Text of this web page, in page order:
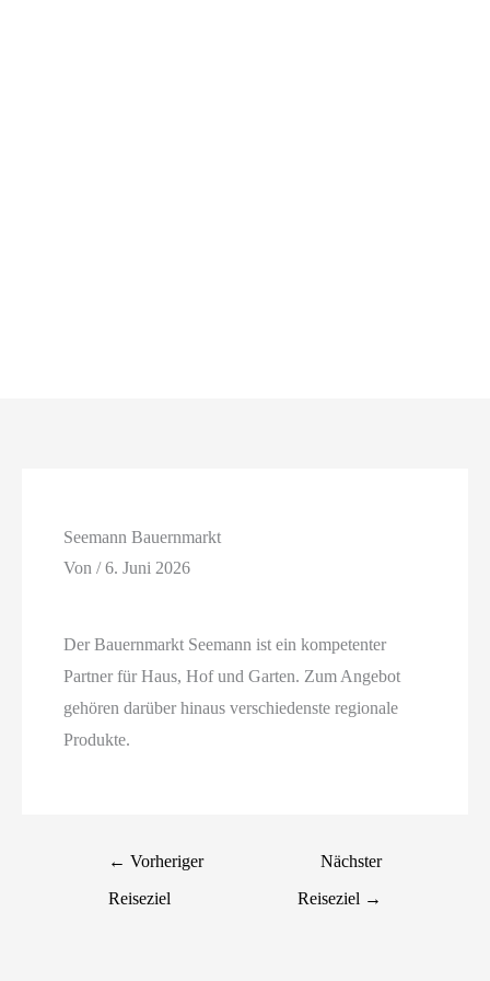
Seemann Bauernmarkt
Von/6. Juni 2026
Der Bauernmarkt Seemann ist ein kompetenter
Partner für Haus, Hof und Garten. Zum Angebot
gehören darüber hinaus verschiedenste regionale
Produkte.
← Vorheriger
Reiseziel
Nächster
Reiseziel →